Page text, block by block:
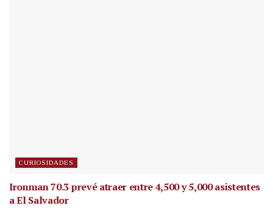
CURIOSIDADES
Ironman 70.3 prevé atraer entre 4,500 y 5,000 asistentes
a El Salvador